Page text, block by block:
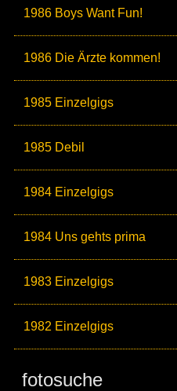
1986 Boys Want Fun!
1986 Die Ärzte kommen!
1985 Einzelgigs
1985 Debil
1984 Einzelgigs
1984 Uns gehts prima
1983 Einzelgigs
1982 Einzelgigs
fotosuche